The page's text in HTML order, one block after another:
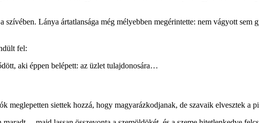
Lánya ártatlansága még mélyebben megérintette: nem vágyott
fel:
aki éppen belépett: az üzlet tulajdonosára…
meglepetten siettek hozzá, hogy magyarázkodjanak, de szavaik elvesztek a